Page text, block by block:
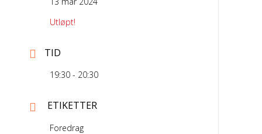
Utløpt!
TID
19:30 - 20:30
ETIKETTER
Foredrag